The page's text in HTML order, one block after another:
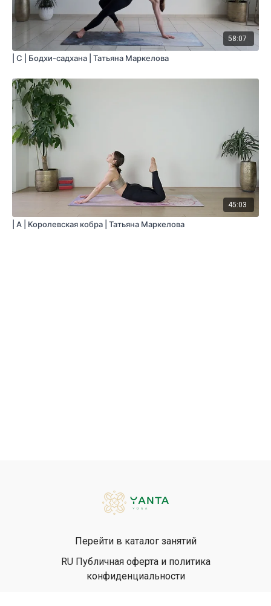
58:07
| C | Бодхи-садхана | Татьяна Маркелова
45:03
| A | Королевская кобра | Татьяна Маркелова
Перейти в каталог занятий
RU Публичная оферта и политика
конфиденциальности